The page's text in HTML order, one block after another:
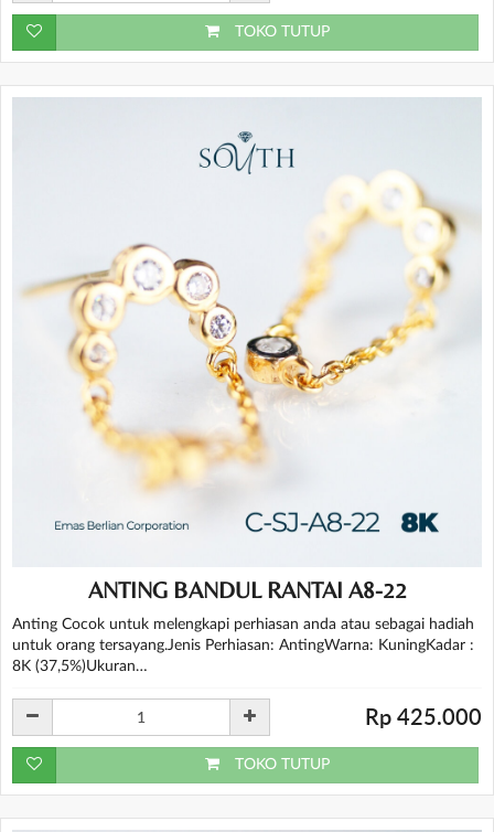
TOKO TUTUP
ANTING BANDUL RANTAI A8-22
Anting Cocok untuk melengkapi perhiasan anda atau sebagai hadiah
untuk orang tersayang.Jenis Perhiasan: AntingWarna: KuningKadar :
8K (37,5%)Ukuran…
Rp 425.000
TOKO TUTUP